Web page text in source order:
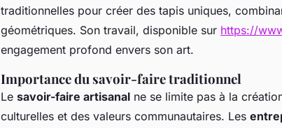
traditionnelles pour créer des tapis uniques,
géométriques. Son travail, disponible sur https://
engagement profond envers son art.
Importance du savoir-faire traditionnel
Le savoir-faire artisanal ne se limite pas à la
culturelles et des valeurs communautaires. Les